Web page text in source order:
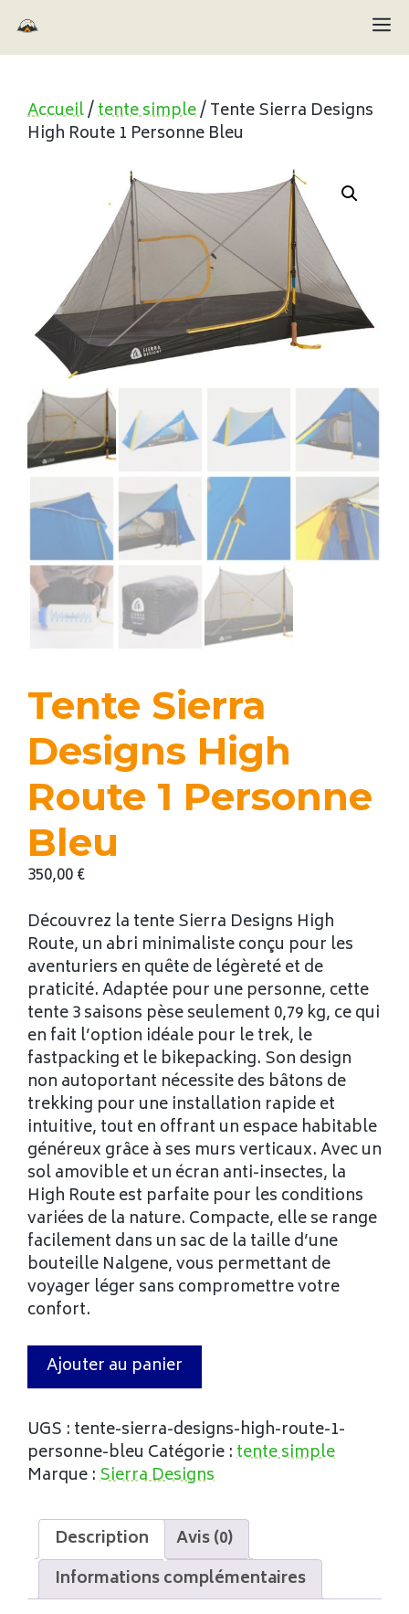
au
contenu
Accueil/tente simple/ Tente Sierra Designs
High Route 1 Personne Bleu
Tente Sierra
Designs High
Route 1 Personne
Bleu
350,00€
Découvrez la tente Sierra Designs High
Route, un abri minimaliste conçu pour les
aventuriers en quête de légèreté et de
praticité. Adaptée pour une personne, cette
tente 3 saisons pèse seulement 0,79 kg, ce qui
en fait l’option idéale pour le trek, le
fastpacking et le bikepacking. Son design
non autoportant nécessite des bâtons de
trekking pour une installation rapide et
intuitive, tout en offrant un espace habitable
généreux grâce à ses murs verticaux. Avec un
sol amovible et un écran anti-insectes, la
High Route est parfaite pour les conditions
variées de la nature. Compacte, elle se range
facilement dans un sac de la taille d’une
bouteille Nalgene, vous permettant de
voyager léger sans compromettre votre
confort.
Ajouter au panier
UGS : tente-sierra-designs-high-route-1-
personne-bleu Catégorie :tente simple
Marque :Sierra Designs
Description
Avis (0)
Informations complémentaires